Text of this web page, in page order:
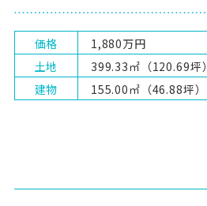
価格
1,880万円
土地
399.33㎡（120.69坪）
建物
155.00㎡（46.88坪）